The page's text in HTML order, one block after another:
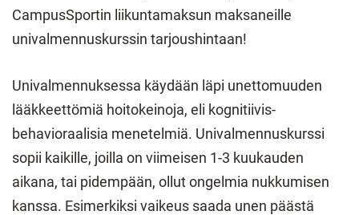
CampusSportin liikuntamaksun maksaneille
univalmennuskurssin tarjoushintaan!
Univalmennuksessa käydään läpi unettomuuden
lääkkeettömiä hoitokeinoja, eli kognitiivis-
behavioraalisia menetelmiä. Univalmennuskurssi
sopii kaikille, joilla on viimeisen 1-3 kuukauden
aikana, tai pidempään, ollut ongelmia nukkumisen
kanssa. Esimerkiksi vaikeus saada unen päästä